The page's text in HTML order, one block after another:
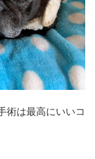
術は最高にいいコ